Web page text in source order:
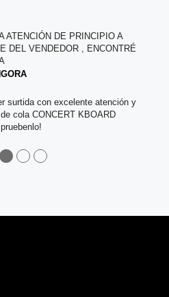
ATENCIÓN DE PRINCIPIO A
DEL VENDEDOR , ENCONTRÉ
surtida con excelente atención y
cola CONCERT KBOARD
●●●